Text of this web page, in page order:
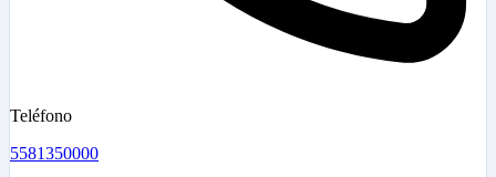
Teléfono
5581350000